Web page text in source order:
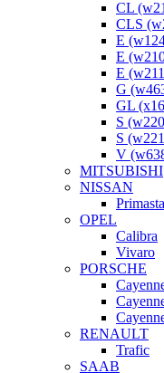
CL
CLS
E
E
E
G
GL
S
S
V
MITSUBISHI
NISSAN
OPEL
Calibra
Vivaro
PORSCHE
RENAULT
Trafic
SAAB